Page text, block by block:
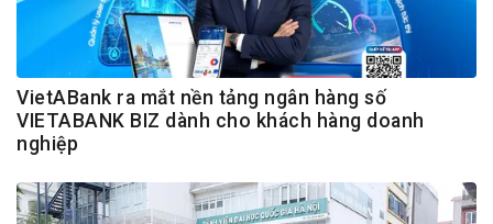
VietABank ra mắt nền tảng ngân hàng số
VIETABANK BIZ dành cho khách hàng doanh
nghiệp